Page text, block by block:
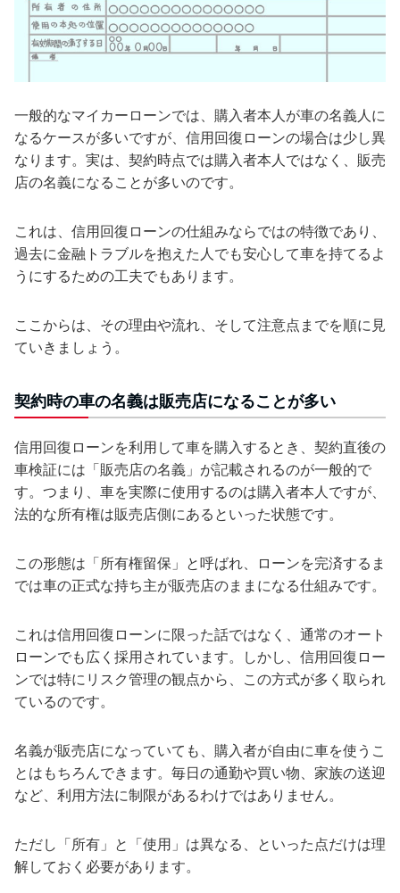
一般的なマイカーローンでは、購入者本人が車の名義人に
なるケースが多いですが、信用回復ローンの場合は少し異
なります。実は、契約時点では購入者本人ではなく、販売
店の名義になることが多いのです。
これは、信用回復ローンの仕組みならではの特徴であり、
過去に金融トラブルを抱えた人でも安心して車を持てるよ
うにするための工夫でもあります。
ここからは、その理由や流れ、そして注意点までを順に見
ていきましょう。
契約時の車の名義は販売店になることが多い
信用回復ローンを利用して車を購入するとき、契約直後の
車検証には「販売店の名義」が記載されるのが一般的で
す。つまり、車を実際に使用するのは購入者本人ですが、
法的な所有権は販売店側にあるといった状態です。
この形態は「所有権留保」と呼ばれ、ローンを完済するま
では車の正式な持ち主が販売店のままになる仕組みです。
これは信用回復ローンに限った話ではなく、通常のオート
ローンでも広く採用されています。しかし、信用回復ロー
ンでは特にリスク管理の観点から、この方式が多く取られ
ているのです。
名義が販売店になっていても、購入者が自由に車を使うこ
とはもちろんできます。毎日の通勤や買い物、家族の送迎
など、利用方法に制限があるわけではありません。
ただし「所有」と「使用」は異なる、といった点だけは理
解しておく必要があります。